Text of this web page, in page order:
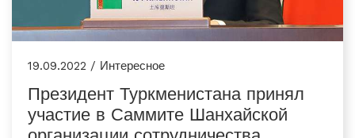
19.09.2022 / Интересное
Президент Туркменистана принял
участие в Саммите Шанхайской